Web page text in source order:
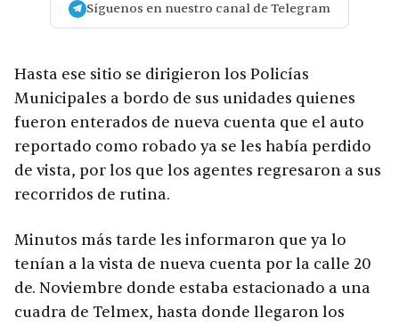
Síguenos en nuestro canal de Telegram
Hasta ese sitio se dirigieron los Policías
Municipales a bordo de sus unidades quienes
fueron enterados de nueva cuenta que el auto
reportado como robado ya se les había perdido
de vista, por los que los agentes regresaron a sus
recorridos de rutina.
Minutos más tarde les informaron que ya lo
tenían a la vista de nueva cuenta por la calle 20
de. Noviembre donde estaba estacionado a una
cuadra de Telmex, hasta donde llegaron los